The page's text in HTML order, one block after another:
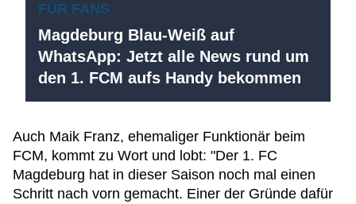
FÜR FANS
Magdeburg Blau-Weiß auf
WhatsApp: Jetzt alle News rund um
den 1. FCM aufs Handy bekommen
Auch Maik Franz, ehemaliger Funktionär beim
FCM, kommt zu Wort und lobt: "Der 1. FC
Magdeburg hat in dieser Saison noch mal einen
Schritt nach vorn gemacht. Einer der Gründe dafür